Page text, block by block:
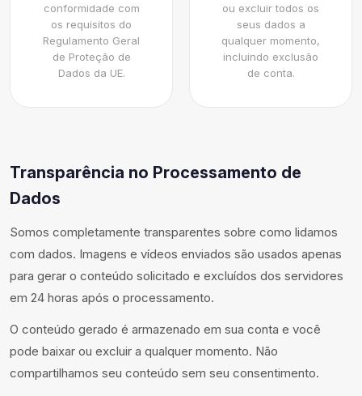
conformidade com
os requisitos do
Regulamento Geral
de Proteção de
Dados da UE.
ou excluir todos os
seus dados a
qualquer momento,
incluindo exclusão
de conta.
Transparência no Processamento de
Dados
Somos completamente transparentes sobre como lidamos
com dados. Imagens e vídeos enviados são usados apenas
para gerar o conteúdo solicitado e excluídos dos servidores
em 24 horas após o processamento.
O conteúdo gerado é armazenado em sua conta e você
pode baixar ou excluir a qualquer momento. Não
compartilhamos seu conteúdo sem seu consentimento.